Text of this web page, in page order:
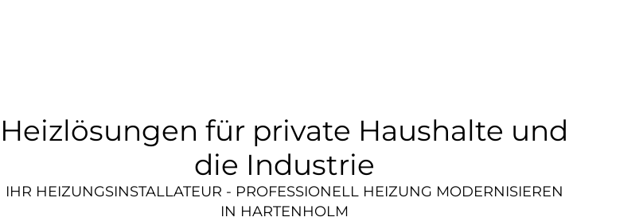
Heizlösungen für private Haushalte und
die Industrie
IHR HEIZUNGSINSTALLATEUR - PROFESSIONELL HEIZUNG MODERNISIEREN
IN HARTENHOLM